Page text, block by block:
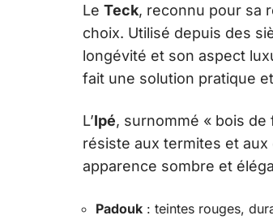
Le Teck, reconnu pour sa
choix. Utilisé depuis des
longévité et son aspect
fait une solution pratique
L’Ipé, surnommé « bois de
résiste aux termites et
apparence sombre et
Padouk : teintes rouges,